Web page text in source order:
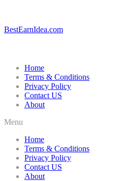
BestEarnIdea.com
Home
Terms & Conditions
Privacy Policy
Contact US
About
Menu
Home
Terms & Conditions
Privacy Policy
Contact US
About